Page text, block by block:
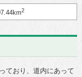
2
ており、道内にあって